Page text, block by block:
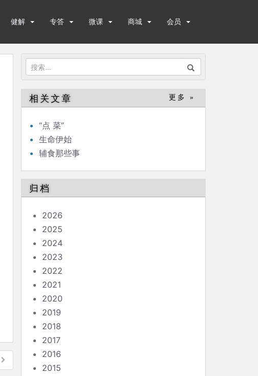
健解 专答 微课 商城 会员
搜
索：
相关文章 更多 »
“点 菜”
生命伊始
辅食那些事
归档
2026
2025
2024
2023
2022
2021
2020
2019
2018
2017
2016
2015